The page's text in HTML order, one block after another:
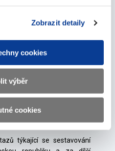
Zobrazit detaily
cookies
výběr
cookies
podle konsolidační
týkající se sestavování